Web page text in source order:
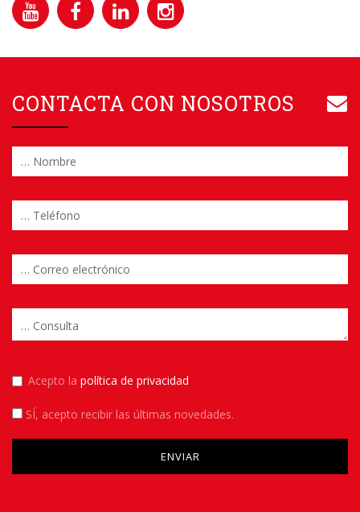
CONTACTA CON NOSOTROS
Acepto la política de privacidad
SÍ, acepto recibir las últimas novedades.
Please leave this field empty.